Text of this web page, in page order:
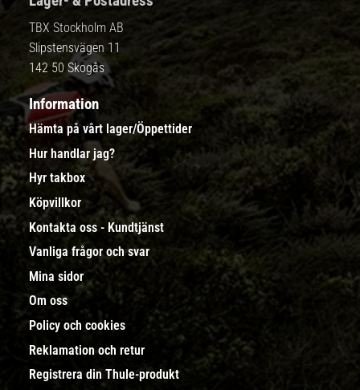
TBX Stockholm AB
Slipstensvägen 11
142 50 Skogås
Information
Hämta på vårt lager/Öppettider
Hur handlar jag?
Hyr takbox
Köpvillkor
Kontakta oss - Kundtjänst
Vanliga frågor och svar
Mina sidor
Om oss
Policy och cookies
Reklamation och retur
Registrera din Thule-produkt